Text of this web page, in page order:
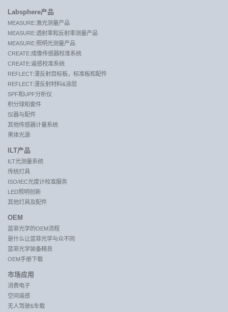
Labsphere产品
MEASURE:激光测量产品
MEASURE:透射率和反射率测量产品
MEASURE:照明光测量产品
CREATE:成像传感器校准系统
CREATE:遥感校准系统
REFLECT:漫反射目标板，标准板和配件
REFLECT:漫反射材料&涂层
SPF和UPF分析仪
积分球和套件
仪器与配件
其他传感器计量系统
黑体光源
ILT产品
ILT光测量系统
传统灯具
ISO/IEC光度计校准服务
LED照明创新
其他灯具及配件
OEM
蓝菲光学的OEM流程
是什么让蓝菲光学与众不同
蓝菲光学装备精良
OEM手册下载
市场应用
消费电子
空间遥感
无人驾驶&车载